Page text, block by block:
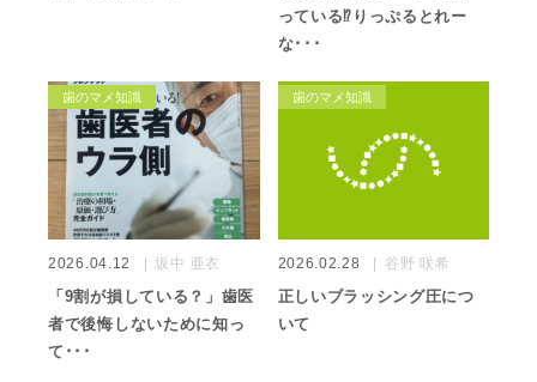
っている⁉️りっぷるとれー
な･･･
歯のマメ知識
2026.04.12 坂中 亜衣
「9割が損している？」歯医
者で後悔しないために知っ
て･･･
歯のマメ知識
2026.02.28 谷野 咲希
正しいブラッシング圧につ
いて